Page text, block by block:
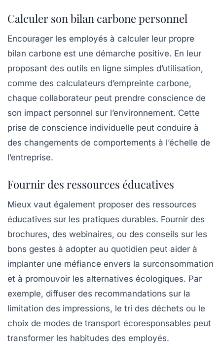
Calculer son bilan carbone personnel
Encourager les employés à calculer leur propre
bilan carbone est une démarche positive. En leur
proposant des outils en ligne simples d’utilisation,
comme des calculateurs d’empreinte carbone,
chaque collaborateur peut prendre conscience de
son impact personnel sur l’environnement. Cette
prise de conscience individuelle peut conduire à
des changements de comportements à l’échelle de
l’entreprise.
Fournir des ressources éducatives
Mieux vaut également proposer des ressources
éducatives sur les pratiques durables. Fournir des
brochures, des webinaires, ou des conseils sur les
bons gestes à adopter au quotidien peut aider à
implanter une méfiance envers la surconsommation
et à promouvoir les alternatives écologiques. Par
exemple, diffuser des recommandations sur la
limitation des impressions, le tri des déchets ou le
choix de modes de transport écoresponsables peut
transformer les habitudes des employés.